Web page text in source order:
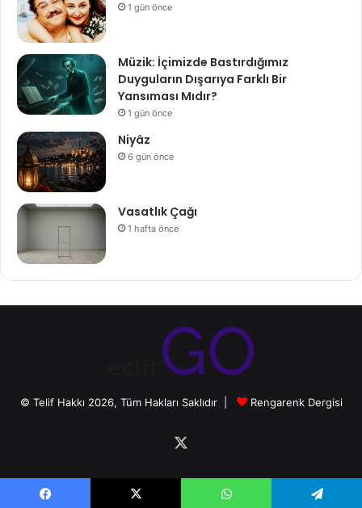
1 gün önce
Müzik: İçimizde Bastırdığımız
Duyguların Dışarıya Farklı Bir
Yansıması Mıdır?
1 gün önce
Niyâz
6 gün önce
Vasatlık Çağı
1 hafta önce
© Telif Hakkı 2026, Tüm Hakları Saklıdır | Rengarenk Dergisi